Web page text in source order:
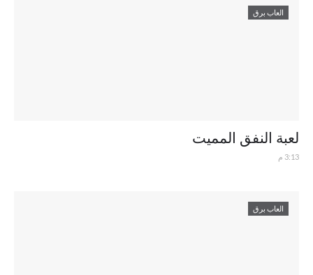
العاب برق
لعبة النفق المميت
3:13 م
العاب برق